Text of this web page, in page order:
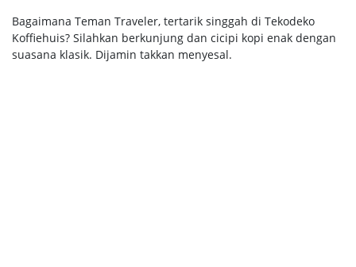
Bagaimana Teman Traveler, tertarik singgah di Tekodeko
Koffiehuis? Silahkan berkunjung dan cicipi kopi enak dengan
suasana klasik. Dijamin takkan menyesal.